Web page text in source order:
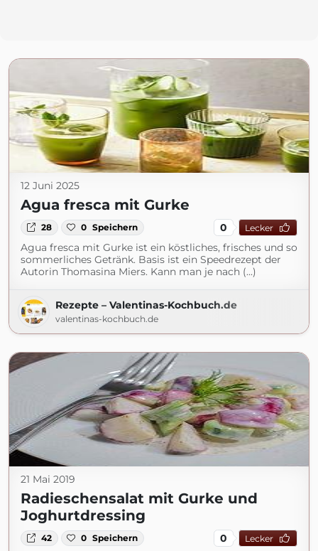
12 Juni 2025
Agua fresca mit Gurke
28 0 Speichern 0 Lecker
Agua fresca mit Gurke ist ein köstliches, frisches und so
sommerliches Getränk. Basis ist ein Speedrezept der
Autorin Thomasina Miers. Kann man je nach (...)
Rezepte – Valentinas-Kochbuch.de
valentinas-kochbuch.de
21 Mai 2019
Radieschensalat mit Gurke und
Joghurtdressing
42 0 Speichern 0 Lecker